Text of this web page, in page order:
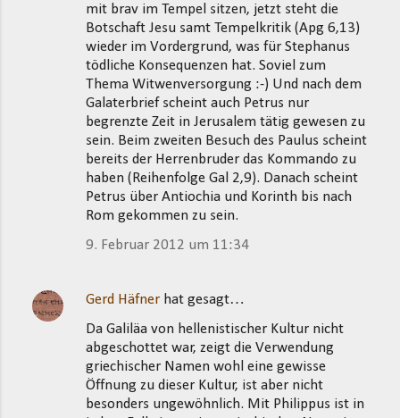
mit brav im Tempel sitzen, jetzt steht die
Botschaft Jesu samt Tempelkritik (Apg 6,13)
wieder im Vordergrund, was für Stephanus
tödliche Konsequenzen hat. Soviel zum
Thema Witwenversorgung :-) Und nach dem
Galaterbrief scheint auch Petrus nur
begrenzte Zeit in Jerusalem tätig gewesen zu
sein. Beim zweiten Besuch des Paulus scheint
bereits der Herrenbruder das Kommando zu
haben (Reihenfolge Gal 2,9). Danach scheint
Petrus über Antiochia und Korinth bis nach
Rom gekommen zu sein.
9. Februar 2012 um 11:34
Gerd Häfner hat gesagt…
Da Galiläa von hellenistischer Kultur nicht
abgeschottet war, zeigt die Verwendung
griechischer Namen wohl eine gewisse
Öffnung zu dieser Kultur, ist aber nicht
besonders ungewöhnlich. Mit Philippus ist in